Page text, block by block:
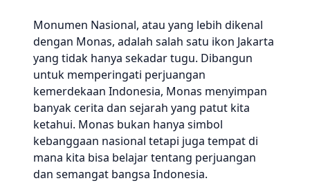
Monumen Nasional, atau yang lebih dikenal
dengan Monas, adalah salah satu ikon Jakarta
yang tidak hanya sekadar tugu. Dibangun
untuk memperingati perjuangan
kemerdekaan Indonesia, Monas menyimpan
banyak cerita dan sejarah yang patut kita
ketahui. Monas bukan hanya simbol
kebanggaan nasional tetapi juga tempat di
mana kita bisa belajar tentang perjuangan
dan semangat bangsa Indonesia.